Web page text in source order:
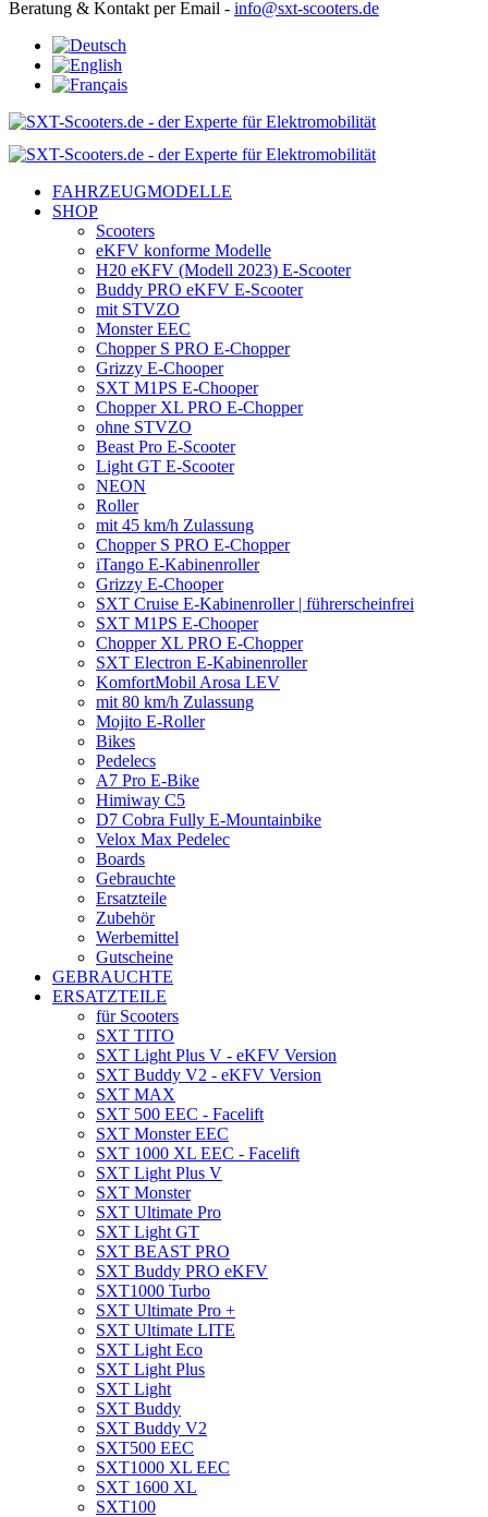
Beratung & Kontakt per Email - info@sxt-scooters.de
FAHRZEUGMODELLE
SHOP
Scooters
eKFV konforme Modelle
H20 eKFV (Modell 2023) E-Scooter
Buddy PRO eKFV E-Scooter
mit STVZO
Monster EEC
Chopper S PRO E-Chopper
Grizzy E-Chooper
SXT M1PS E-Chooper
Chopper XL PRO E-Chopper
ohne STVZO
Beast Pro E-Scooter
Light GT E-Scooter
NEON
Roller
mit 45 km/h Zulassung
Chopper S PRO E-Chopper
iTango E-Kabinenroller
Grizzy E-Chooper
SXT Cruise E-Kabinenroller | führerscheinfrei
SXT M1PS E-Chooper
Chopper XL PRO E-Chopper
SXT Electron E-Kabinenroller
KomfortMobil Arosa LEV
mit 80 km/h Zulassung
Mojito E-Roller
Bikes
Pedelecs
A7 Pro E-Bike
Himiway C5
D7 Cobra Fully E-Mountainbike
Velox Max Pedelec
Boards
Gebrauchte
Ersatzteile
Zubehör
Werbemittel
Gutscheine
GEBRAUCHTE
ERSATZTEILE
für Scooters
SXT TITO
SXT Light Plus V - eKFV Version
SXT Buddy V2 - eKFV Version
SXT MAX
SXT 500 EEC - Facelift
SXT Monster EEC
SXT 1000 XL EEC - Facelift
SXT Light Plus V
SXT Monster
SXT Ultimate Pro
SXT Light GT
SXT BEAST PRO
SXT Buddy PRO eKFV
SXT1000 Turbo
SXT Ultimate Pro +
SXT Ultimate LITE
SXT Light Eco
SXT Light Plus
SXT Light
SXT Buddy
SXT Buddy V2
SXT500 EEC
SXT1000 XL EEC
SXT 1600 XL
SXT100